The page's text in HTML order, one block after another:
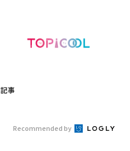
記事
Recommended by